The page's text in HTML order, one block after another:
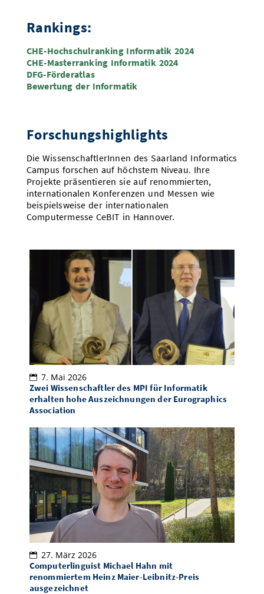
Toghrul Karimov
Clarivate Highly Cited Researchers
Prof. Dr. Andreas Keller
Prof. Dr. Alexander Koller
DFG Emmy Noether-Förderung
Prof. Dr. Michael Hahn
Prof. Dr. Sven Apel
ERC Consolidators Grant
Manuel Gomez-Rodriguez
Clarivate Highly Cited Researchers
ACM Fellowship
Prof. Dr. Derek Dreyer
Rankings:
CHE-Hochschulranking Informatik 2024
CHE-Masterranking Informatik 2024
DFG-Förderatlas
Bewertung der Informatik
Forschungshighlights
Die WissenschaftlerInnen des Saarland Informatics
Campus forschen auf höchstem Niveau. Ihre
Projekte präsentieren sie auf renommierten,
internationalen Konferenzen und Messen wie
beispielsweise der internationalen
Computermesse CeBIT in Hannover.
7. Mai 2026
Zwei Wissenschaftler des MPI für Informatik
erhalten hohe Auszeichnungen der Eurographics
Association
27. März 2026
Computerlinguist Michael Hahn mit
renommiertem Heinz Maier-Leibnitz-Preis
ausgezeichnet